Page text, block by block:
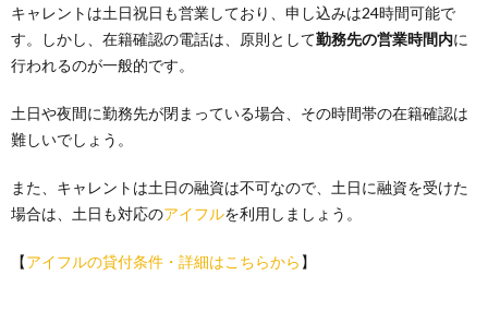
キャレントは土日祝日も営業しており、申し込みは24時間可能で
す。しかし、在籍確認の電話は、原則として勤務先の営業時間内に
行われるのが一般的です。
土日や夜間に勤務先が閉まっている場合、その時間帯の在籍確認は
難しいでしょう。
また、キャレントは土日の融資は不可なので、土日に融資を受けた
場合は、土日も対応のアイフルを利用しましょう。
【アイフルの貸付条件・詳細はこちらから 】